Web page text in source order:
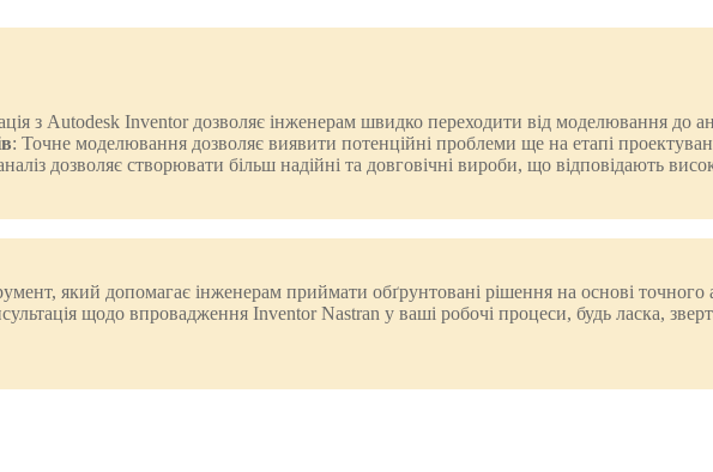
з Autodesk Inventor дозволяє інженерам швидко переходити від моделювання до
: Точне моделювання дозволяє виявити потенційні проблеми ще на етапі
дозволяє створювати більш надійні та довговічні вироби, що відповідають
який допомагає інженерам приймати обґрунтовані рішення на основі точного
щодо впровадження Inventor Nastran у ваші робочі процеси, будь ласка,